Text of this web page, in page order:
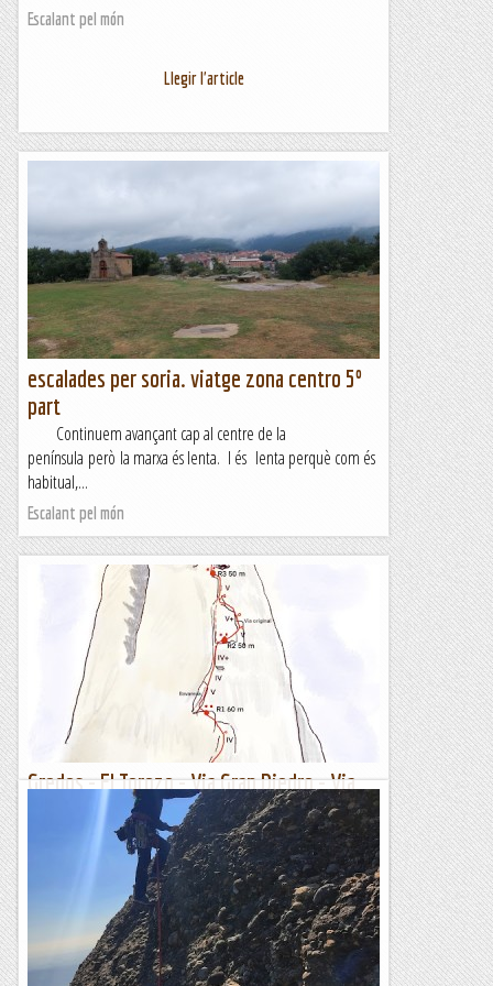
Escalant pel món
Llegir l'article
escalades per soria. viatge zona centro 5º
part
Continuem avançant cap al centre de la
península però la marxa és lenta. I és lenta perquè com és
habitual,...
Escalant pel món
Gredos - El Torozo - Via Gran Diedro - Via
Original - 11/10/2021
Avui el nostre objectiu és una via clàssica a El Torozo, El Gran
Diedro, una via oberta a l'any 1972 i que la recomanen a la
majoria de les guies i també, com no, els...
Manel&Ita